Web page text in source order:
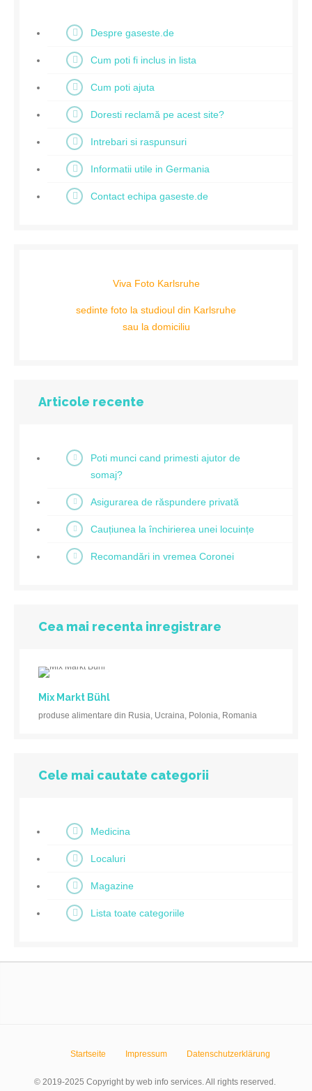
Despre gaseste.de
Cum poti fi inclus in lista
Cum poti ajuta
Doresti reclamă pe acest site?
Intrebari si raspunsuri
Informatii utile in Germania
Contact echipa gaseste.de
Viva Foto Karlsruhe
sedinte foto la studioul din Karlsruhe
sau la domiciliu
Articole recente
Poti munci cand primesti ajutor de
somaj?
Asigurarea de răspundere privată
Cauțiunea la închirierea unei locuințe
Recomandări in vremea Coronei
Cea mai recenta inregistrare
Mix Markt Bühl
produse alimentare din Rusia, Ucraina, Polonia, Romania
Cele mai cautate categorii
Medicina
Localuri
Magazine
Lista toate categoriile
Startseite Impressum Datenschutzerklärung
© 2019-2025 Copyright by web info services. All rights reserved.